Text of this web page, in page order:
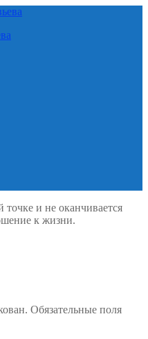
и не оканчивается
к жизни.
Обязательные поля